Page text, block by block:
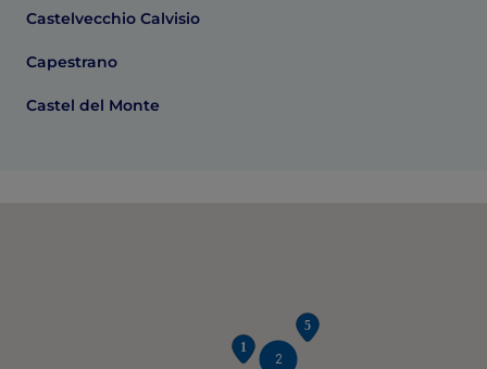
Castelvecchio Calvisio
Capestrano
Castel del Monte
2